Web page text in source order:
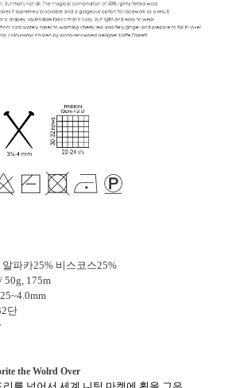
파카25% 비스코스25%
50g, 175m
단
the Wolrd Over